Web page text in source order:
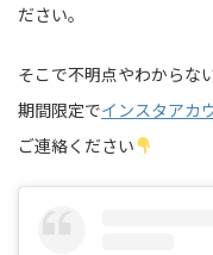
ださい。
そこで不明点やわからな
期間限定でインスタアカ
ご連絡ください